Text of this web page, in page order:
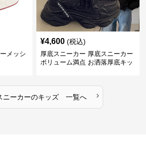
メッシ
¥4,600 (税込)
厚底スニーカー 厚底スニーカー
ボリューム満点 お洒落厚底キッ
ニーカーのキッズ 一覧へ ›